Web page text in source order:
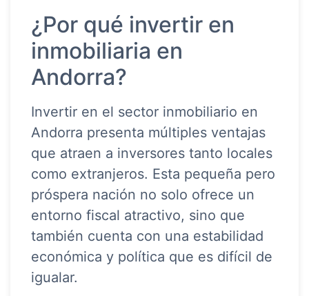
¿Por qué invertir en
inmobiliaria en
Andorra?
Invertir en el sector inmobiliario en
Andorra presenta múltiples ventajas
que atraen a inversores tanto locales
como extranjeros. Esta pequeña pero
próspera nación no solo ofrece un
entorno fiscal atractivo, sino que
también cuenta con una estabilidad
económica y política que es difícil de
igualar.